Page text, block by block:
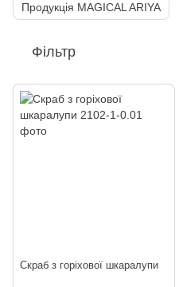
Продукція MAGICAL ARIYA
Фільтр
Скраб з горіхової шкаралупи